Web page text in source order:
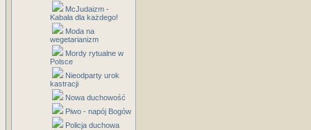
McJudaizm -
Kabała dla każdego!
Moda na
wegetarianizm
Mordy rytualne w
Polsce
Nieodparty urok
kastracji
Nowa duchowość
Piwo - napój Bogów
Policja duchowa